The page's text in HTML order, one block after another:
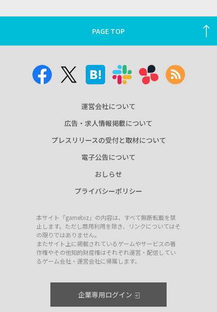
PAGE TOP
運営会社について
広告・求人情報掲載について
プレスリリースの受付と取材について
電子公告について
おしらせ
プライバシーポリシー
本サイト「gamebiz」の内容は、すべて無断転載を禁
止します。ただし商用利用を除き、リンクについてはそ
の限りではありません。
またサイト上に掲載されているゲームやサービスの著
作権やその他知的財産権はそれぞれ運営・配信してい
るゲーム会社・運営会社に帰属します。
企業専用ログイン